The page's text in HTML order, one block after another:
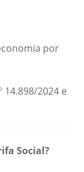
por
14.898/2024 e
Social?